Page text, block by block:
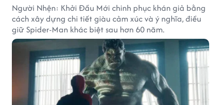
Người Nhện: Khởi Đầu Mới chinh phục khán giả bằng
cách xây dựng chi tiết giàu cảm xúc và ý nghĩa, điều
giữ Spider-Man khác biệt sau hơn 60 năm.